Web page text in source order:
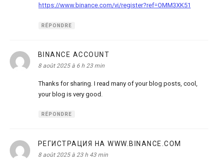
https://www.binance.com/vi/register?ref=OMM3XK51
RÉPONDRE
BINANCE ACCOUNT
8 août 2025 à 6 h 23 min
Thanks for sharing. I read many of your blog posts, cool,
your blog is very good.
RÉPONDRE
РЕГИСТРАЦИЯ НА WWW.BINANCE.COM
8 août 2025 à 23 h 43 min